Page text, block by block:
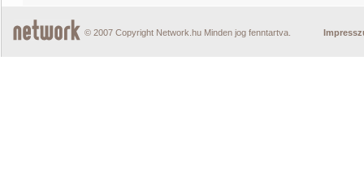
© 2007 Copyright Network.hu Minden jog fenntartva.